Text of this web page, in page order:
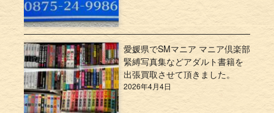
愛媛県でSMマニア マニア倶楽部
緊縛写真集などアダルト書籍を
出張買取させて頂きました。
2026年4月4日